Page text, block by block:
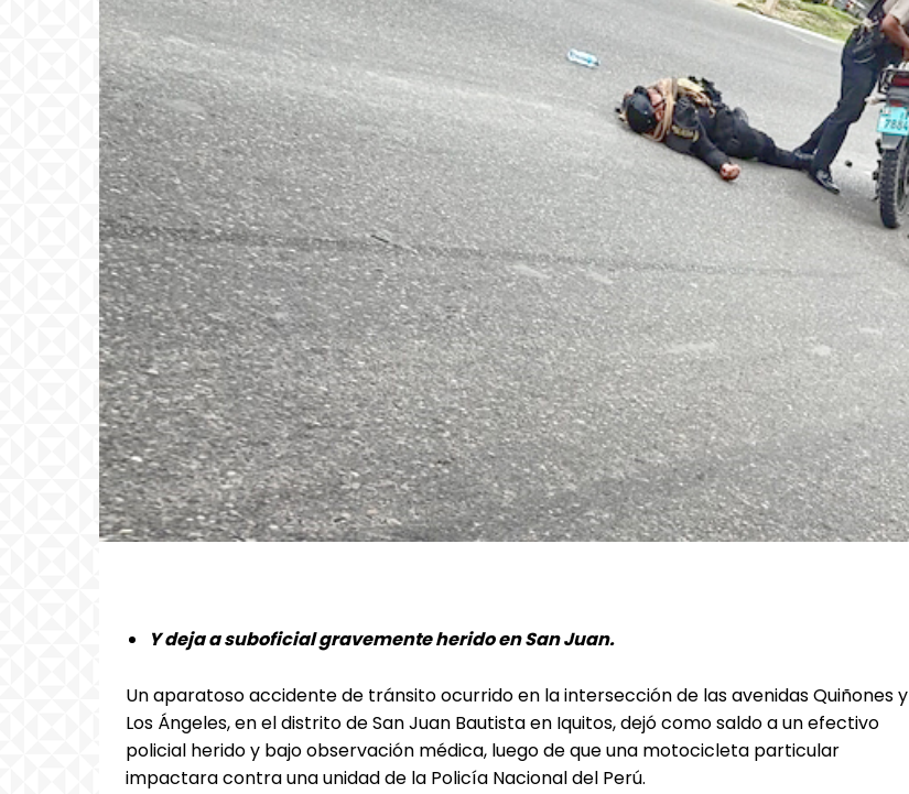
Y deja a suboficial gravemente herido en San Juan.
Un aparatoso accidente de tránsito ocurrido en la intersección de las avenidas Quiñones y
Los Ángeles, en el distrito de San Juan Bautista en Iquitos, dejó como saldo a un efectivo
policial herido y bajo observación médica, luego de que una motocicleta particular
impactara contra una unidad de la Policía Nacional del Perú.